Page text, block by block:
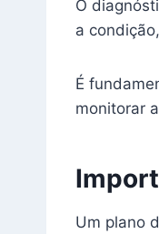
O
a
É
monitorar
Um plano